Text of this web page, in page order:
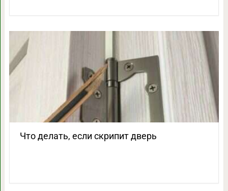
Что делать, если скрипит дверь